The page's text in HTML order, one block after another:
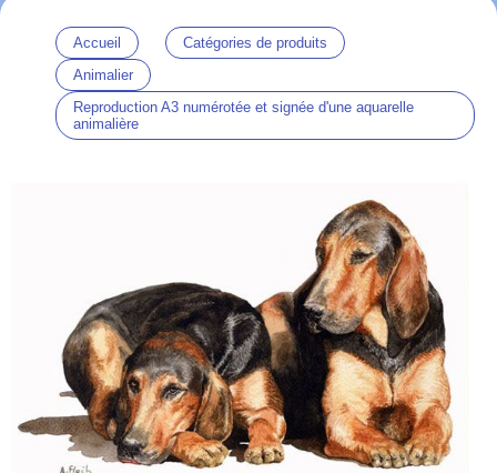
Accueil
Catégories de produits
Animalier
Reproduction A3 numérotée et signée d'une aquarelle
animalière